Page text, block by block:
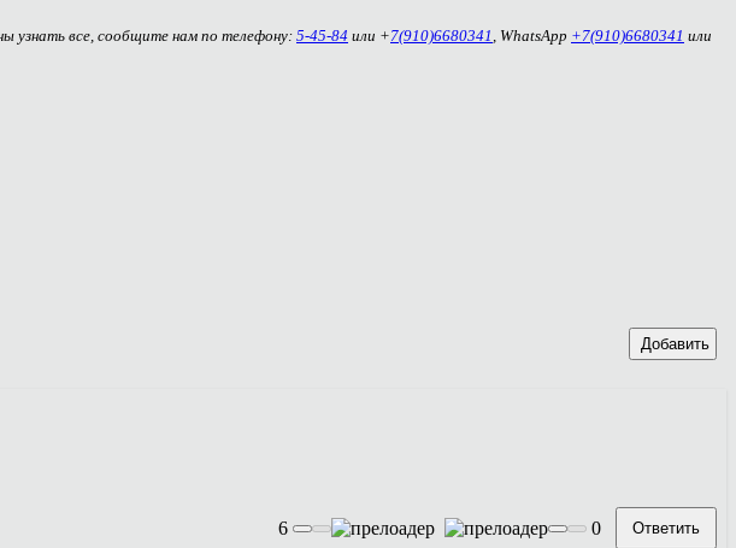
узнать все, сообщите нам по телефону: 5-45-84 или +7(910)6680341 , WhatsApp +7(910)6680341 или
Добавить
6 0 Ответить